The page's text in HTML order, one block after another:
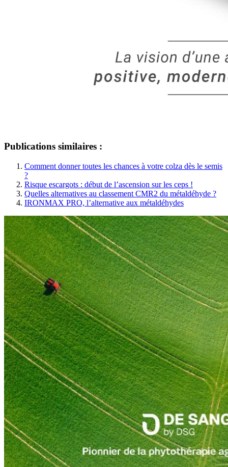
Publications similaires :
Comment donner toutes les chances à votre colza dès le semis
?
Risque escargots : début de l’ascension sur les ceps !
Quelles alternatives au classement CMR2 du métaldéhyde ?
IRONMAX PRO, l’alternative aux métaldéhydes